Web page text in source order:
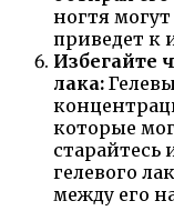
ногтя
приведет к
Избегайте
лака:
которые
старайтесь
гелевого
между его